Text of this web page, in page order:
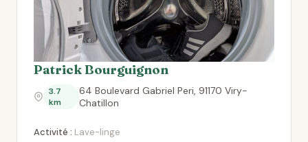
Patrick Bourguignon
3.7
km
64 Boulevard Gabriel Peri, 91170 Viry-
Chatillon
Activité : Lave-linge